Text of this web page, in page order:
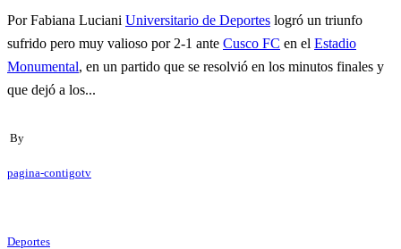
Por Fabiana Luciani Universitario de Deportes logró un triunfo
sufrido pero muy valioso por 2-1 ante Cusco FC en el Estadio
Monumental, en un partido que se resolvió en los minutos finales y
que dejó a los...
By
pagina-contigotv
Deportes